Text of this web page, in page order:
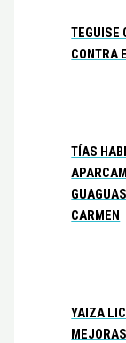
TEGUISE
CONTRA
TÍAS
CARMEN
YAIZA